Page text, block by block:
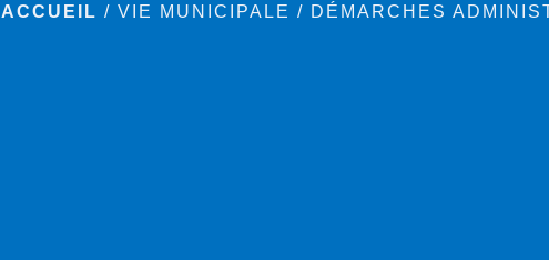
ACCUEIL /VIE MUNICIPALE / DÉMARCHES